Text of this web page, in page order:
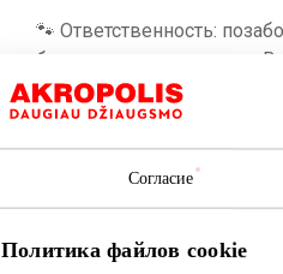
Согласие
Политика файлов cookie
🐾 Ответственность:
безопасность и порядок. В
питомца без присмотра,
запрещается вести
которая находится на
Полный список